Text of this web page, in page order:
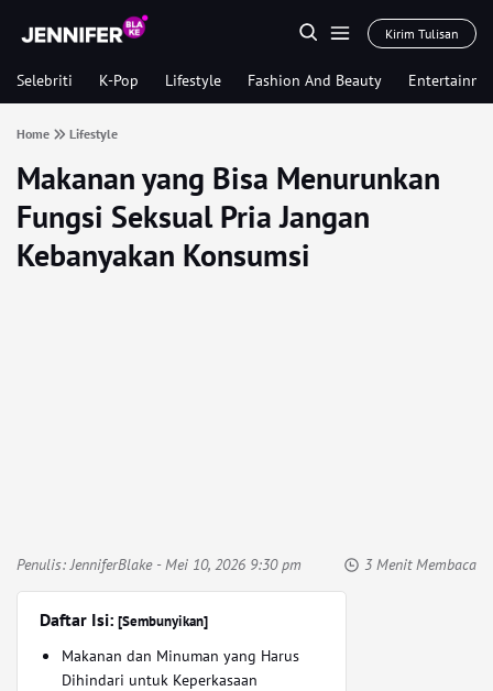
Kirim Tulisan
Selebriti K-Pop Lifestyle Fashion And Beauty
Home Lifestyle
Makanan yang Bisa Menurunkan
Fungsi Seksual Pria Jangan
Kebanyakan Konsumsi
Penulis:JenniferBlake- Mei 10, 2026 9:30 pm 3 Menit Membaca
Daftar Isi: [Sembunyikan]
Makanan dan Minuman yang Harus
Dihindari untuk Keperkasaan